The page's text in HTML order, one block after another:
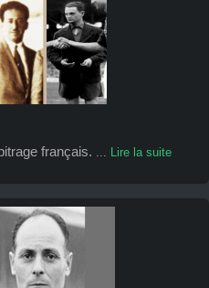
français. ... Lire la suite